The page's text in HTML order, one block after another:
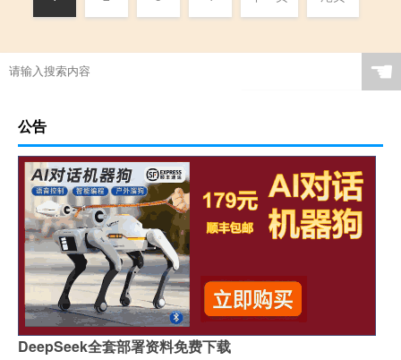
☚
公告
DeepSeek全套部署资料免费下载